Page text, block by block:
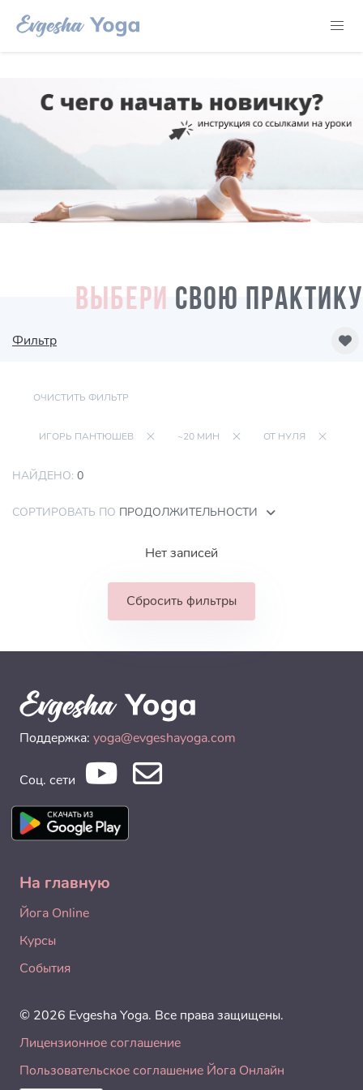
ВЫБЕРИ СВОЮ ПРАКТИКУ
Фильтр
ОЧИСТИТЬ ФИЛЬТР
ИГОРЬ ПАНТЮШЕВ ~20 МИН ОТ НУЛЯ
НАЙДЕНО: 0
СОРТИРОВАТЬ ПО ПРОДОЛЖИТЕЛЬНОСТИ
Нет записей
Сбросить фильтры
Поддержка: yoga@evgeshayoga.com
Соц. сети
На главную
Йога Online
Курсы
События
© 2026 Evgesha Yoga. Все права защищены.
Лицензионное соглашение
Пользовательское соглашение Йога Онлайн